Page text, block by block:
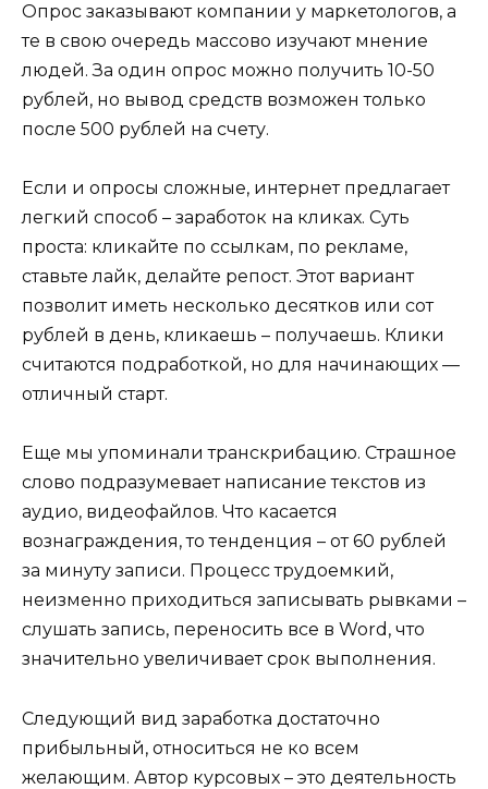
Опрос заказывают компании у маркетологов, а
те в свою очередь массово изучают мнение
людей. За один опрос можно получить 10-50
рублей, но вывод средств возможен только
после 500 рублей на счету.
Если и опросы сложные, интернет предлагает
легкий способ – заработок на кликах. Суть
проста: кликайте по ссылкам, по рекламе,
ставьте лайк, делайте репост. Этот вариант
позволит иметь несколько десятков или сот
рублей в день, кликаешь – получаешь. Клики
считаются подработкой, но для начинающих —
отличный старт.
Еще мы упоминали транскрибацию. Страшное
слово подразумевает написание текстов из
аудио, видеофайлов. Что касается
вознаграждения, то тенденция – от 60 рублей
за минуту записи. Процесс трудоемкий,
неизменно приходиться записывать рывками –
слушать запись, переносить все в Word, что
значительно увеличивает срок выполнения.
Следующий вид заработка достаточно
прибыльный, относиться не ко всем
желающим. Автор курсовых – это деятельность